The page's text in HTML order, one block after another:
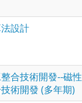
設計
合技術開發--磁性
術開發 (多年期)